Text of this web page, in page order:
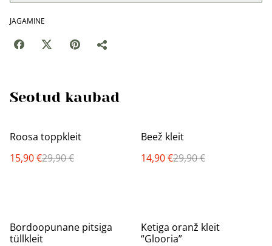
JAGAMINE
Seotud kaubad
%
Roosa toppkleit
15,90 €29,90 €
%
Beež kleit
14,90 €29,90 €
%
Bordoopunane pitsiga
tüllkleit
%
Ketiga oranž kleit
“Glooria”